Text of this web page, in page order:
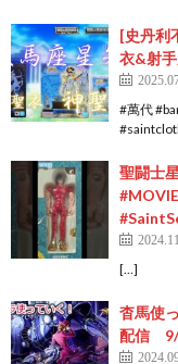
[史丹利
衣&射
#萬代
聖闘士
[…]
杳馬使
配信 9/